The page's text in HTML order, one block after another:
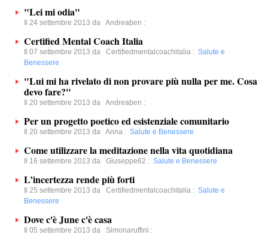
"Lei mi odia"
Il 24 settembre 2013 da Andreaben :
Certified Mental Coach Italia
Il 07 settembre 2013 da Certifiedmentalcoachitalia : Salute e
Benessere
"Lui mi ha rivelato di non provare più nulla per me. Cosa
devo fare?"
Il 20 settembre 2013 da Andreaben :
Per un progetto poetico ed esistenziale comunitario
Il 20 settembre 2013 da Anna : Salute e Benessere
Come utilizzare la meditazione nella vita quotidiana
Il 16 settembre 2013 da Giuseppe62 : Salute e Benessere
L’incertezza rende più forti
Il 25 settembre 2013 da Certifiedmentalcoachitalia : Salute e
Benessere
Dove c'è June c'è casa
Il 05 settembre 2013 da Simonaruffini :